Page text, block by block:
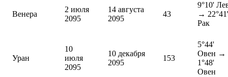
Венера
2 июля
2095
14 августа
2095
43
9°10'
→ 22°41'
Рак
Уран
10
июля
2095
10 декабря
2095
153
5°44'
Овен →
1°48'
Овен